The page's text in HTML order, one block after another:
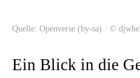
Quelle: Openverse (by-sa) · ©
Ein Blick in die